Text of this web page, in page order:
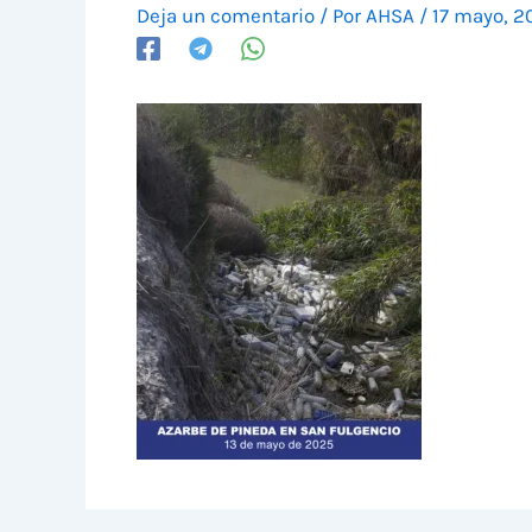
Deja un comentario / Por AHSA / 17 mayo,